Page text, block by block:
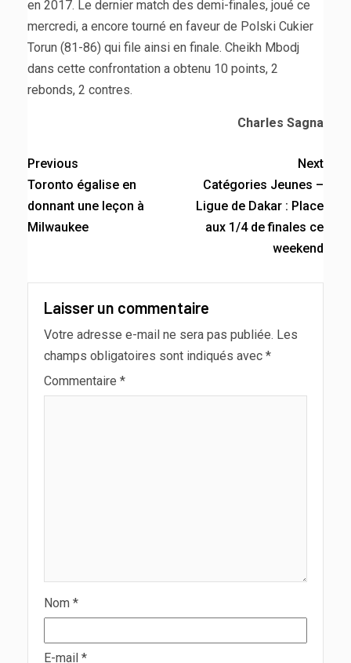
en 2017. Le dernier match des demi-finales, joué ce
mercredi, a encore tourné en faveur de Polski Cukier
Torun (81-86) qui file ainsi en finale. Cheikh Mbodj
dans cette confrontation a obtenu 10 points, 2
rebonds, 2 contres.
Charles Sagna
Previous
Toronto égalise en
donnant une leçon à
Milwaukee
Next
Catégories Jeunes –
Ligue de Dakar : Place
aux 1/4 de finales ce
weekend
Laisser un commentaire
Votre adresse e-mail ne sera pas publiée. Les
champs obligatoires sont indiqués avec *
Commentaire *
Nom *
E-mail *